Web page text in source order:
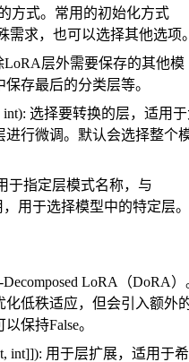
方式。常用的初始化方式
需求，也可以选择其他选项
LoRA层外需要保存的其他模
存最后的分类层等。
int): 选择要转换的层，适用
行微调。默认会选择整个
于指定层模式名称，与
，用于选择模型中的特定层。
Decomposed LoRA（DoRA）
低秩适应，但会引入额外
保持False。
int]]): 用于层扩展，适用于